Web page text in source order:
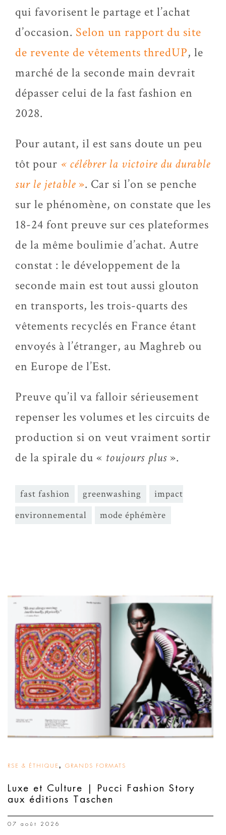
qui favorisent le partage et l’achat
d’occasion. Selon un rapport du site
de revente de vêtements thredUP, le
marché de la seconde main devrait
dépasser celui de la fast fashion en
2028.
Pour autant, il est sans doute un peu
tôt pour « célébrer la victoire du durable
sur le jetable». Car si l’on se penche
sur le phénomène, on constate que les
18-24 font preuve sur ces plateformes
de la même boulimie d’achat. Autre
constat : le développement de la
seconde main est tout aussi glouton
en transports, les trois-quarts des
vêtements recyclés en France étant
envoyés à l’étranger, au Maghreb ou
en Europe de l’Est.
Preuve qu’il va falloir sérieusement
repenser les volumes et les circuits de
production si on veut vraiment sortir
de la spirale du « toujours plus».
fast fashion greenwashing
impact
environnemental
mode éphémère
RSE & ÉTHIQUE , GRANDS FORMATS
Luxe et Culture | Pucci Fashion Story
aux éditions Taschen
07 août 2026